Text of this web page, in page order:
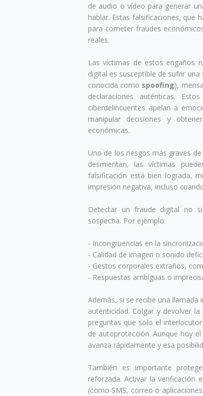
de audio o vídeo para generar
hablar. Estas falsificaciones, que
para cometer fraudes
reales.
Las víctimas de estos engaños
digital es susceptible de sufrir
conocida como spoofing),
declaraciones auténticas.
ciberdelincuentes apelan a
manipular decisiones y
económicas.
Uno de los riesgos más graves
desmientan, las víctimas
falsificación está bien lograda,
impresión negativa, incluso
Detectar un fraude digital no
sospecha. Por ejemplo:
- Incongruencias en la
- Calidad de imagen o sonido
- Gestos corporales extraños,
- Respuestas ambiguas o
Además, si se recibe una
autenticidad. Colgar y devolver
preguntas que solo el
de autoprotección. Aunque hoy el
avanza rápidamente y esa
También es importante
reforzada. Activar la verificación
(como SMS, correo o